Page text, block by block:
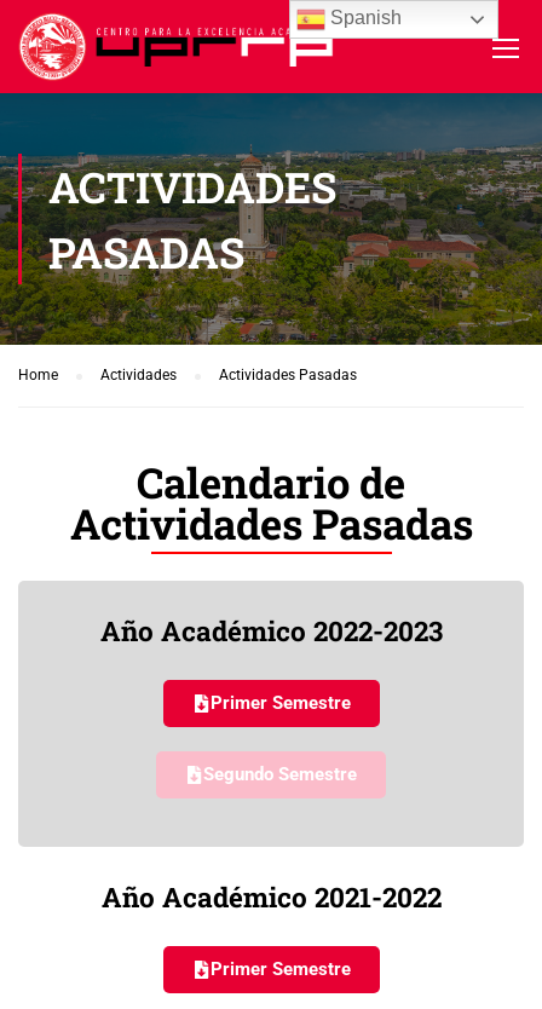
ACTIVIDADES
PASADAS
Home Actividades Actividades Pasadas
Calendario de
Actividades Pasadas
Año Académico 2022-2023
Primer Semestre
Segundo Semestre
Año Académico 2021-2022
Primer Semestre
Spanish